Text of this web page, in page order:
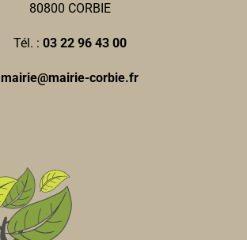
80800 CORBIE
Tél. : 03 22 96 43 00
mairie@mairie-corbie.fr